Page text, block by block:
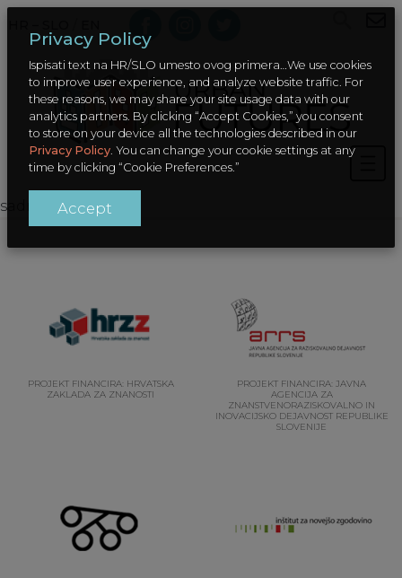
sadrzaj
PROJEKT FINANCIRA: HRVATSKA
ZAKLADA ZA ZNANOSTI
PROJEKT FINANCIRA: JAVNA
AGENCIJA ZA
ZNANSTVENORAZISKOVALNO IN
INOVACIJSKO DEJAVNOST REPUBLIKE
SLOVENIJE
Privacy Policy
Ispisati text na HR/SLO umesto ovog primera…We use cookies
to improve user experience, and analyze website traffic. For
these reasons, we may share your site usage data with our
analytics partners. By clicking “Accept Cookies,” you consent
to store on your device all the technologies described in our
Privacy Policy. You can change your cookie settings at any
time by clicking “Cookie Preferences.”
Accept